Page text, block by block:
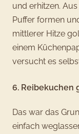
und erhitzen.
Puffer formen
mittlerer Hitze
einem
versucht es
6. Reibekuchen
Das war das
einfach